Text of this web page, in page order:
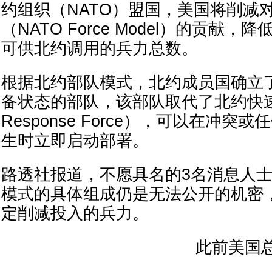
约组织（NATO）盟国，美国将削减
（NATO Force Model）的贡献，降
可供北约调用的兵力总数。
根据北约部队模式，北约成员国确立
备状态的部队，该部队取代了北约快
Response Force），可以在冲突或
生时立即启动部署。
路透社报道，不愿具名的3名消息人
模式的具体组成仍是无法公开的机密
定削减投入的兵力。
此前美国